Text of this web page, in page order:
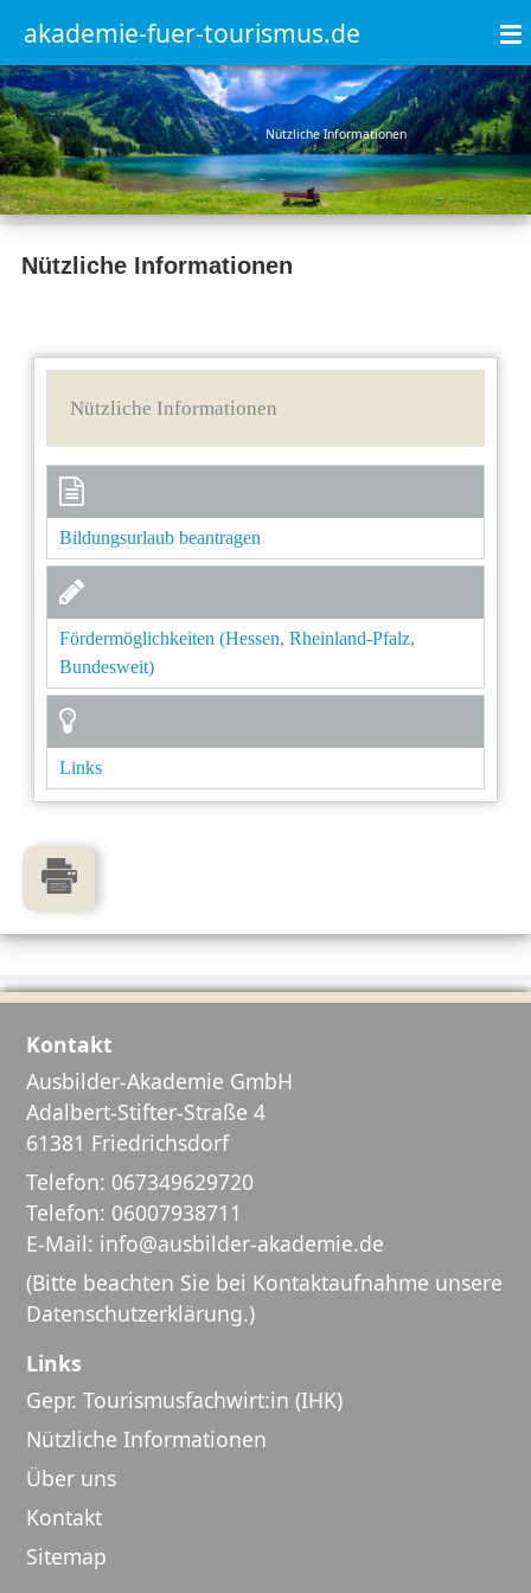
akademie-fuer-tourismus.de ≡
Nützliche Informationen
Nützliche Informationen
Nützliche Informationen
Bildungsurlaub beantragen
Fördermöglichkeiten (Hessen, Rheinland-Pfalz,
Bundesweit)
Links
Kontakt
Ausbilder-Akademie GmbH
Adalbert-Stifter-Straße 4
61381 Friedrichsdorf
Telefon: 067349629720
Telefon: 06007938711
E-Mail: info@ausbilder-akademie.de
(Bitte beachten Sie bei Kontaktaufnahme unsere
Datenschutzerklärung.)
Links
Gepr. Tourismusfachwirt:in (IHK)
Nützliche Informationen
Über uns
Kontakt
Sitemap